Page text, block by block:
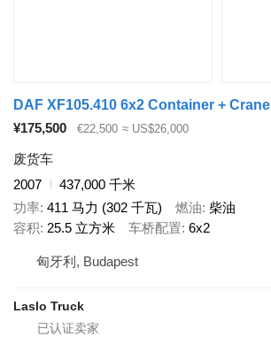
DAF XF105.410 6x2 Container + Crane
¥175,500
€22,500 ≈ US$26,000
废货车
2007
437,000 千米
功率 411 马力 (302 千瓦) 燃油 柴油
容积 25.5 立方米 车桥配置 6x2
匈牙利, Budapest
Laslo Truck